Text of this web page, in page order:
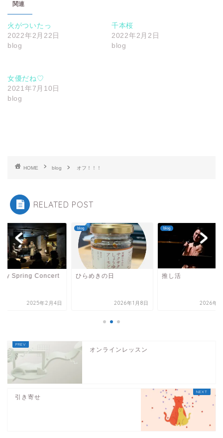
関連
火がついたっ
2022年2月22日
blog
千本桜
2022年2月2日
blog
女優だね♡
2021年7月10日
blog
HOME blog オフ！！！
RELATED POST
Spring Concert
2025年2月4日
blog
ひらめきの日
2026年1月8日
blog
推し活
2026年7
オンラインレッスン
引き寄せ